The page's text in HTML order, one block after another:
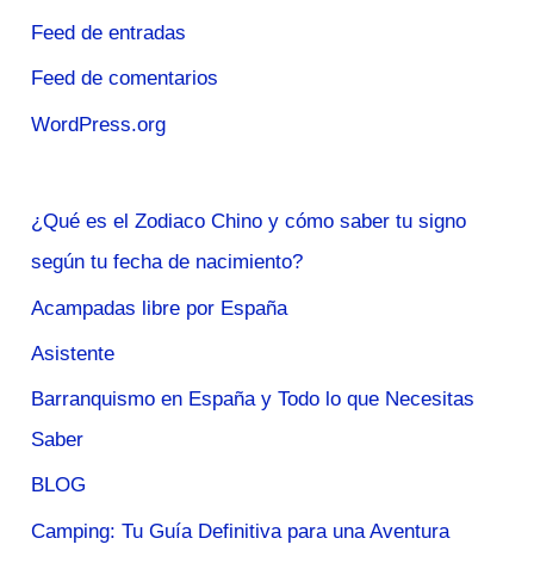
Feed de entradas
Feed de comentarios
WordPress.org
¿Qué es el Zodiaco Chino y cómo saber tu signo
según tu fecha de nacimiento?
Acampadas libre por España
Asistente
Barranquismo en España y Todo lo que Necesitas
Saber
BLOG
Camping: Tu Guía Definitiva para una Aventura